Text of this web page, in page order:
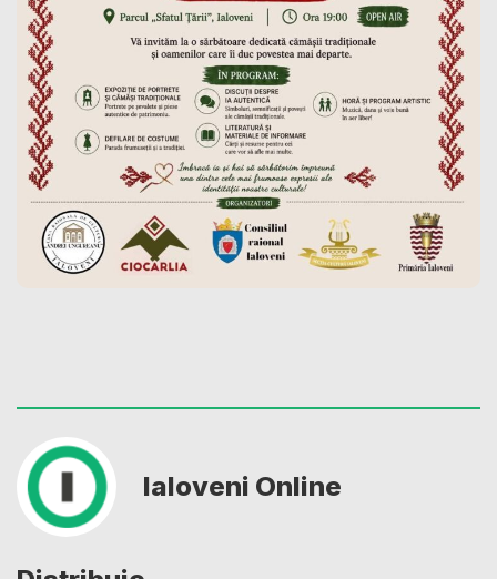
Ialoveni Online